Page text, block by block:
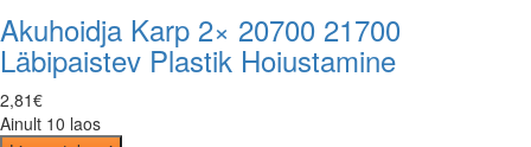
Akuhoidja Karp 2× 20700 21700
Läbipaistev Plastik Hoiustamine
2,81€
Ainult 10 laos